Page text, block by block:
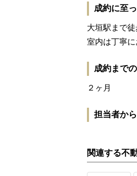
成約に至
大垣駅まで
室内は丁寧
成約まで
２ヶ月
担当者か
関連する不